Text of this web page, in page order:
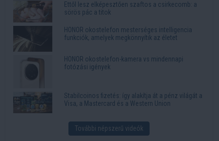
Ettől lesz elképesztően szaftos a csirkecomb: a
sörös pác a titok
HONOR okostelefon mesterséges intelligencia
funkciók, amelyek megkönnyítik az életet
HONOR okostelefon-kamera vs mindennapi
fotózási igények
Stabilcoinos fizetés: így alakítja át a pénz világát a
Visa, a Mastercard és a Western Union
További népszerű videók